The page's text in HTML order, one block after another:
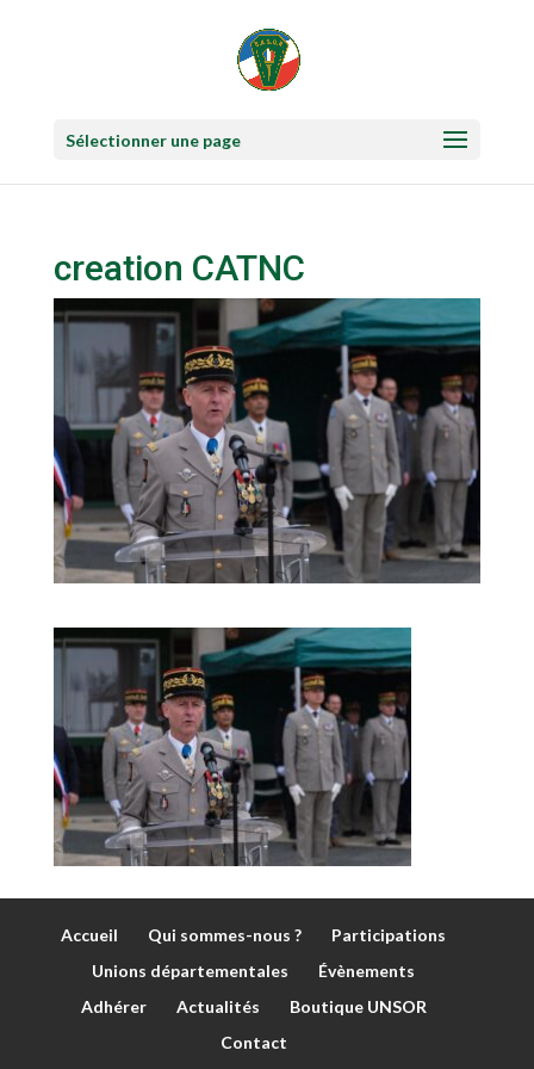
Sélectionner une page
creation CATNC
Accueil Qui sommes-nous ?
Participations
Unions départementales
Évènements
Adhérer
Actualités
Boutique UNSOR
Contact